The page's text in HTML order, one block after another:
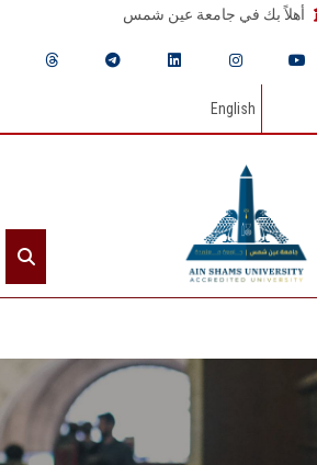
أهلاً بك في جامعة عين شمس
English
الرئيسيـة
عن الجامعة